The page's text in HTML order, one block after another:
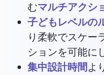
むマルチアクシ
子どもレベルの
り柔軟でスケー
ションを可能に
集中設計時間よ